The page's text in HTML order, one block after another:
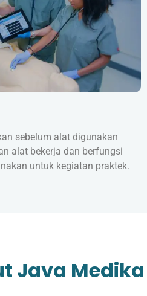
sebelum alat digunakan
alat bekerja dan berfungsi
untuk kegiatan praktek.
Java Medika